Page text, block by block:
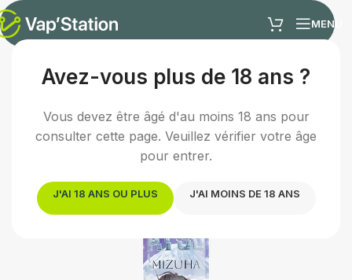
Avez-vous plus de 18 ans ?
Vous devez être âgé d'au moins 18 ans pour
consulter cette page. Veuillez vérifier votre âge
pour entrer.
J'AI 18 ANS OU PLUS J'AI MOINS DE 18 ANS
MENU
Accueil /E-liquides/E-liquide fruité